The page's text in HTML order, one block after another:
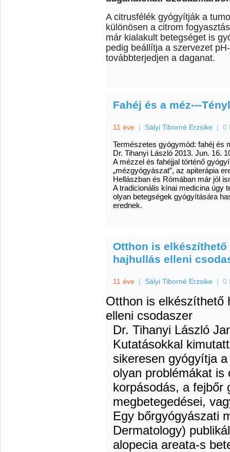
A citrusfélék gyógyítják a
különösen a citrom
már kialakult betegséget is
pedig beállítja a szervezet
továbbterjedjen a daganat.
Fahéj és a méz---
11 éve | Sályi Tiborné Erzsike | 0
Természetes gyógymód: fahéj és
Dr. Tihanyi László 2013. Jun. 16.
A mézzel és fahéjjal történő
„mézgyógyászat”, az apiterápia
Hellászban és Rómában már jól
A tradicionális kínai medicina úgy
olyan betegségek gyógyítására
erednek.
Otthon is elkészíthető
hajhullás elleni
11 éve | Sályi Tiborné Erzsike | 0
Otthon is elkészíthető
elleni csodaszer
Dr. Tihanyi László
Kutatásokkal
sikeresen gyógyítja
olyan problémákat is
korpásodás, a fejbőr
megbetegedései,
Egy bőrgyógyászati
Dermatology)
alopecia areata-s